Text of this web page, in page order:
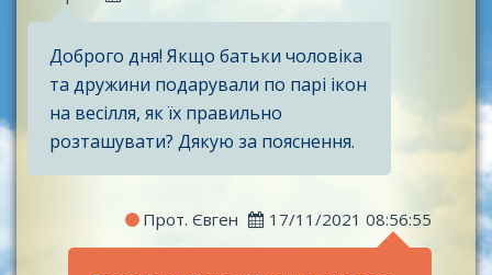
Доброго дня! Якщо батьки чоловіка
та дружини подарували по парі ікон
на весілля, як їх правильно
розташувати? Дякую за пояснення.
Прот. Євген 17/11/2021 08:56:55